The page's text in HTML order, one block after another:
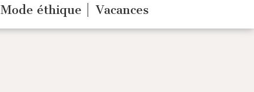
Mode éthique Vacances